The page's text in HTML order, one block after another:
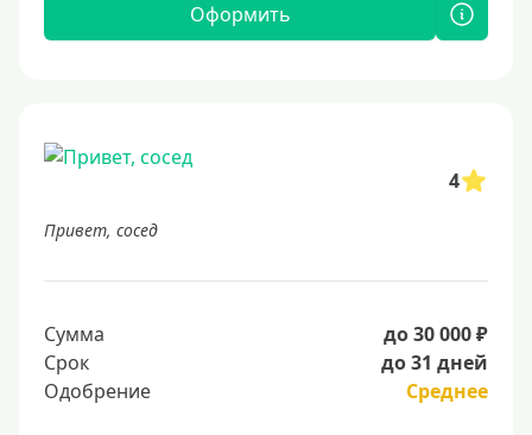
Оформить
4
Привет, сосед
Сумма
до 30 000 ₽
Срок
до 31 дней
Одобрение
Среднее